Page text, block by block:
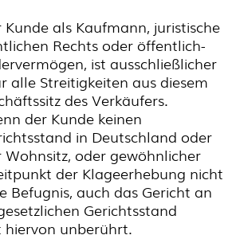
als Kaufmann, juristische
Rechts oder öffentlich-
ist ausschließlicher
alle Streitigkeiten aus diesem
des Verkäufers.
der Kunde keinen
in Deutschland oder
Wohnsitz, oder gewöhnlicher
der Klageerhebung nicht
Befugnis, auch das Gericht an
Gerichtsstand
unberührt.